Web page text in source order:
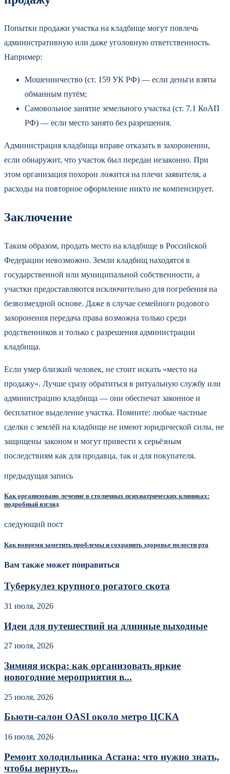
Попытки продажи участка на кладбище могут повлечь
административную или даже уголовную ответственность.
Например:
Мошенничество (ст. 159 УК РФ) — если деньги взяты
обманным путём;
Самовольное занятие земельного участка (ст. 7.1 КоАП
РФ) — если место занято без разрешения.
Администрация кладбища вправе отказать в захоронении,
если обнаружит, что участок был передан незаконно. При
этом организация похорон ложится на плечи заявителя, а
расходы на повторное оформление никто не компенсирует.
Заключение
Таким образом, продать место на кладбище в Российской
Федерации невозможно. Земли кладбищ находятся в
государственной или муниципальной собственности, а
участки предоставляются исключительно для погребения на
безвозмездной основе. Даже в случае семейного родового
захоронения передача права возможна только среди
родственников и только с разрешения администрации
кладбища.
Если умер близкий человек, не стоит искать «место на
продажу». Лучше сразу обратиться в ритуальную службу или
администрацию кладбища — они обеспечат законное и
бесплатное выделение участка. Помните: любые частные
сделки с землёй на кладбище не имеют юридической силы, не
защищены законом и могут привести к серьёзным
последствиям как для продавца, так и для покупателя.
предыдущая запись
Как организовано лечение в столичных психиатрических клиниках:
подробный взгляд
следующий пост
Как вовремя заметить проблемы и сохранить здоровье полости рта
Вам также может понравиться
Туберкулез крупного рогатого скота
31 июля, 2026
Идеи для путешествий на длинные выходные
27 июля, 2026
Зимняя искра: как организовать яркие
новогодние мероприятия в...
25 июля, 2026
Бьюти-салон OASI около метро ЦСКА
16 июля, 2026
Ремонт холодильника Астана: что нужно знать,
чтобы вернуть...